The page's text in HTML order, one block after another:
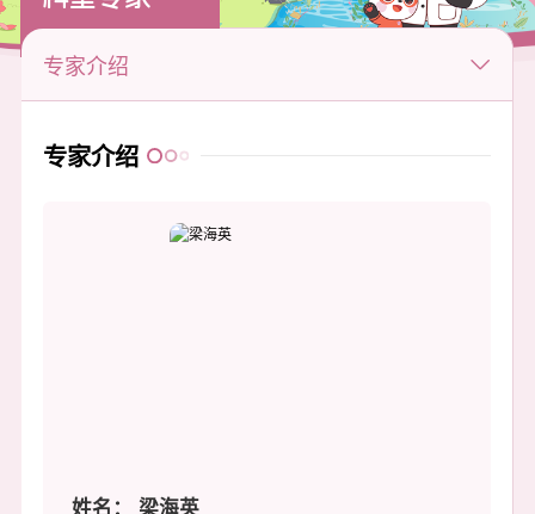
专家介绍
专家介绍
姓名：
梁海英